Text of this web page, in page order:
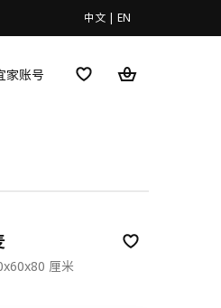
中文 | EN
家账号
厘米